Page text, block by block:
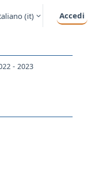
‎(it)‎ Accedi
- 2023